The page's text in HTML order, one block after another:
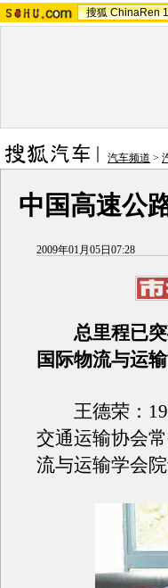
搜狐 ChinaRen
汽车频道 >
中国高速公
2009年01月05日07:28
总里程已
国际物流与运
王德荣：
交通运输协会
流与运输学会